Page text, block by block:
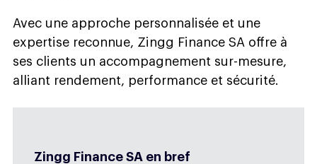
Avec une approche personnalisée et une
expertise reconnue, Zingg Finance SA offre à
ses clients un accompagnement sur-mesure,
alliant rendement, performance et sécurité.
Zingg Finance SA en bref